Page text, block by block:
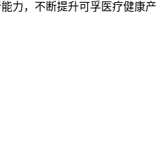
力，不断提升可孚医疗健康产